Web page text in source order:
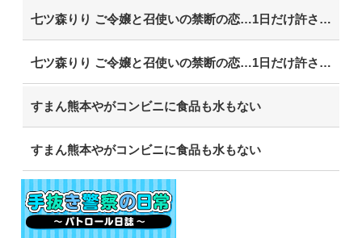
七ツ森りり ご令嬢と召使いの禁断の恋…1日だけ許された夫婦としての時間をひたすら愛し合う。
七ツ森りり ご令嬢と召使いの禁断の恋…1日だけ許された夫婦としての時間をひたすら愛し合う。
すまん熊本やがコンビニに食品も水もない
すまん熊本やがコンビニに食品も水もない